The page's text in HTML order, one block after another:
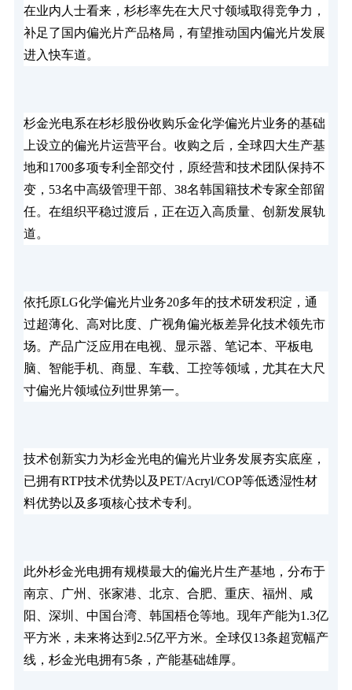
在业内人士看来，杉杉率先在大尺寸领域取得竞争力，
补足了国内偏光片产品格局，有望推动国内偏光片发展
进入快车道。
杉金光电系在杉杉股份收购乐金化学偏光片业务的基础
上设立的偏光片运营平台。收购之后，全球四大生产基
地和1700多项专利全部交付，原经营和技术团队保持不
变，53名中高级管理干部、38名韩国籍技术专家全部留
任。在组织平稳过渡后，正在迈入高质量、创新发展轨
道。
依托原LG化学偏光片业务20多年的技术研发积淀，通
过超薄化、高对比度、广视角偏光板差异化技术领先市
场。产品广泛应用在电视、显示器、笔记本、平板电
脑、智能手机、商显、车载、工控等领域，尤其在大尺
寸偏光片领域位列世界第一。
技术创新实力为杉金光电的偏光片业务发展夯实底座，
已拥有RTP技术优势以及PET/Acryl/COP等低透湿性材
料优势以及多项核心技术专利。
此外杉金光电拥有规模最大的偏光片生产基地，分布于
南京、广州、张家港、北京、合肥、重庆、福州、咸
阳、深圳、中国台湾、韩国梧仓等地。现年产能为1.3亿
平方米，未来将达到2.5亿平方米。全球仅13条超宽幅产
线，杉金光电拥有5条，产能基础雄厚。